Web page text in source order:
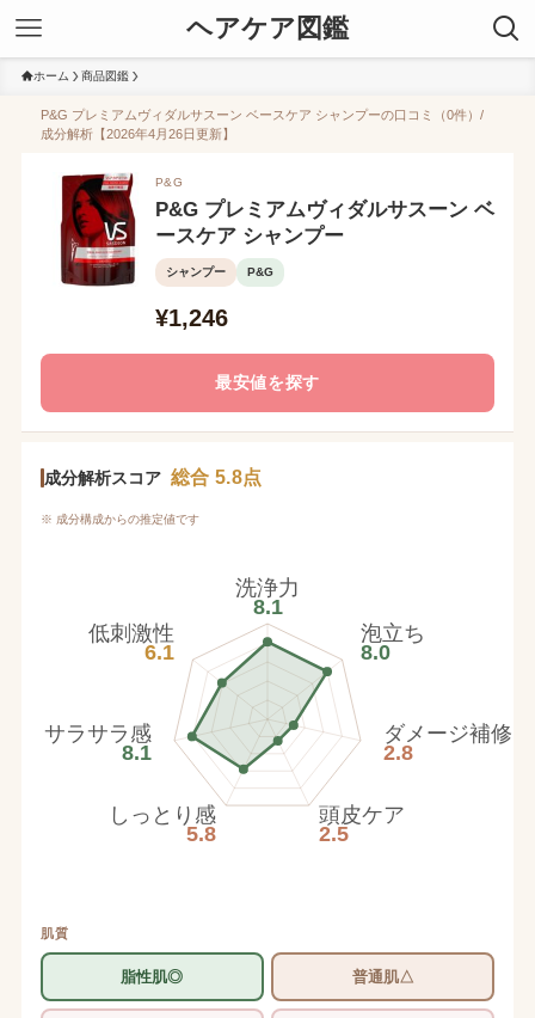
ヘアケア図鑑
ホーム 商品図鑑
P&G プレミアムヴィダルサスーン ベースケア シャンプーの口コミ（0件）/
成分解析【2026年4月26日更新】
P&G
P&G プレミアムヴィダルサスーン ベ
ースケア シャンプー
シャンプー P&G
¥1,246
最安値を探す
成分解析スコア 総合 5.8点
※ 成分構成からの推定値です
洗浄力
8.1
泡立ち
8.0
ダメージ補修
2.8
頭皮ケア
2.5
しっとり感
5.8
サラサラ感
8.1
低刺激性
6.1
肌質
脂性肌◎ 普通肌△